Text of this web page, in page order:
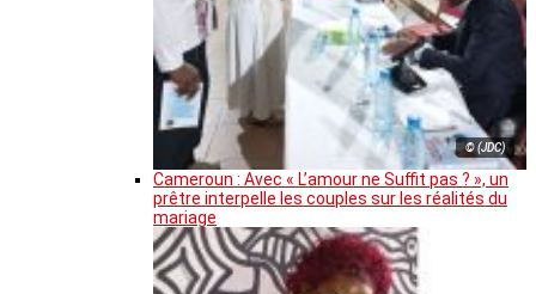
© (JDC)
Cameroun : Avec « L’amour ne Suffit pas ? », un
prêtre interpelle les couples sur les réalités du
mariage